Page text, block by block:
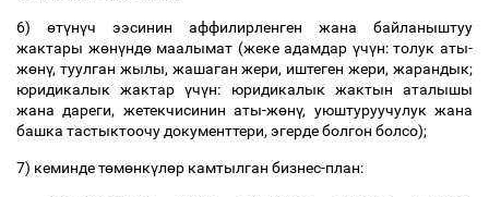
6) өтүнүч ээсинин аффилирленген жана байланыштуу
жактары жөнүндөмаалымат (жеке адамдар үчүн: толук аты-
жөнү, туулган жылы, жашаган жери, иштеген жери, жарандык;
юридикалык жактарүчүн: юридикалык жактын аталышы
жана дареги, жетекчисинин аты-жөнү, уюштуруучулук жана
башка тастыктоочу документтери, эгерде болгон болсо);
7) кеминде төмөнкүлөр камтылган бизнес-план: